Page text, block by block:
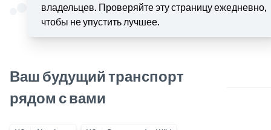
владельцев. Проверяйте эту страницу ежедневно,
чтобы не упустить лучшее.
Ваш будущий транспорт
рядом с вами